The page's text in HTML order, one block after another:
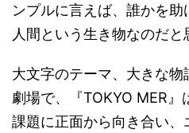
ンプルに言えば、誰かを
人間という生き物なのだと
大文字のテーマ、大きな
劇場で、『TOKYO MER
課題に正面から向き合い